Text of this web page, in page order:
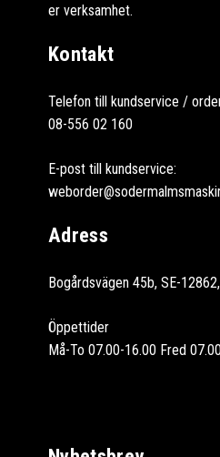
er verksamhet.
Kontakt
Telefon till kundservice /
08-556 02 160
E-post till kundservice:
Adress
Bogårdsvägen 45b, SE-
Öppettider
Må-To 07.00-16.00 Fred